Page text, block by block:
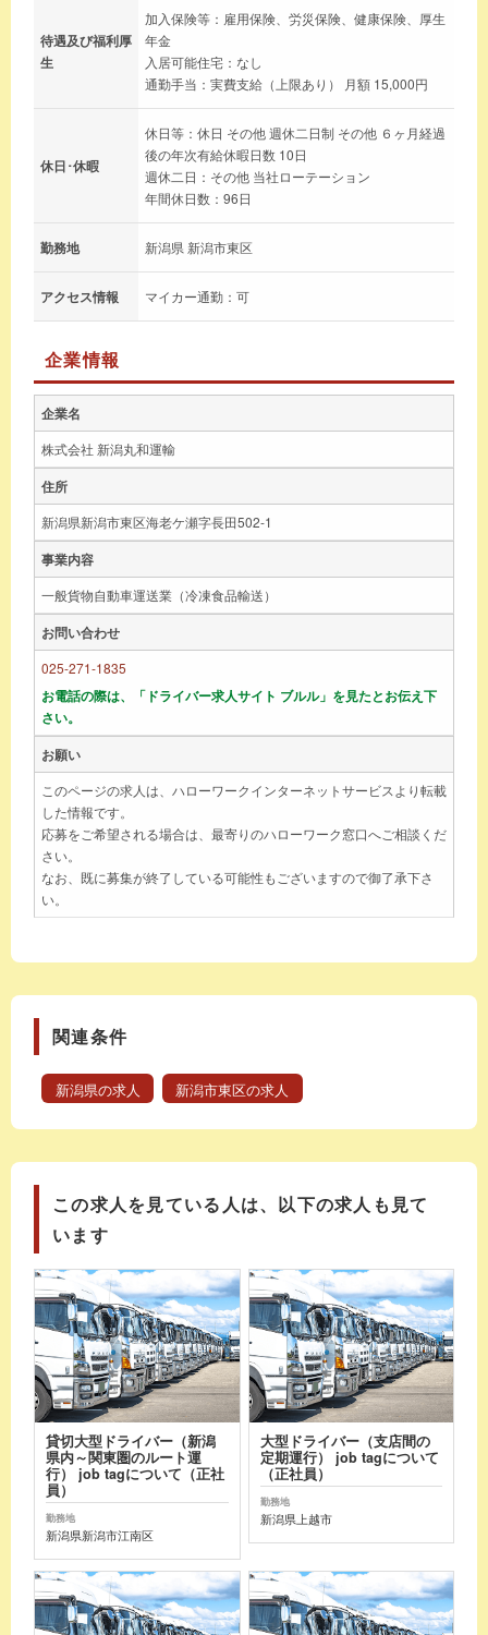
待遇及び福利厚
生
加入保険等：雇用保険、労災保険、健康保険、厚生
年金
入居可能住宅：なし
通勤手当：実費支給（上限あり） 月額 15,000円
休日･休暇
休日等：休日 その他 週休二日制 その他 ６ヶ月経過
後の年次有給休暇日数 10日
週休二日：その他 当社ローテーション
年間休日数：96日
勤務地 新潟県 新潟市東区
アクセス情報 マイカー通勤：可
企業情報
企業名
株式会社 新潟丸和運輸
住所
新潟県新潟市東区海老ケ瀬字長田502-1
事業内容
一般貨物自動車運送業（冷凍食品輸送）
お問い合わせ
025-271-1835
お電話の際は、「ドライバー求人サイト ブルル」を見たとお伝え下
さい。
お願い
このページの求人は、ハローワークインターネットサービスより転載
した情報です。
応募をご希望される場合は、最寄りのハローワーク窓口へご相談くだ
さい。
なお、既に募集が終了している可能性もございますので御了承下さ
い。
関連条件
新潟県の求人 新潟市東区の求人
この求人を見ている人は、以下の求人も見て
います
貸切大型ドライバー（新潟
県内～関東圏のルート運
行） job tagについて（正社
員）
勤務地
新潟県新潟市江南区
大型ドライバー（支店間の
定期運行） job tagについて
（正社員）
勤務地
新潟県上越市